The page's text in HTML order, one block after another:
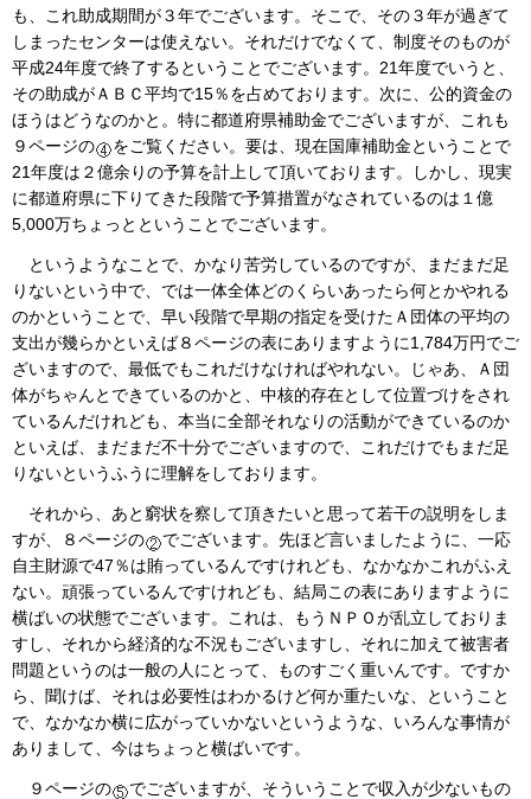
も、これ助成期間が３年でございます。そこで、その３年が過ぎて
しまったセンターは使えない。それだけでなくて、制度そのものが
平成24年度で終了するということでございます。21年度でいうと、
その助成がＡＢＣ平均で15％を占めております。次に、公的資金の
ほうはどうなのかと。特に都道府県補助金でございますが、これも
９ページの
をご覧ください。要は、現在国庫補助金ということで
21年度は２億余りの予算を計上して頂いております。しかし、現実
に都道府県に下りてきた段階で予算措置がなされているのは１億
5,000万ちょっとということでございます。
というようなことで、かなり苦労しているのですが、まだまだ足
りないという中で、では一体全体どのくらいあったら何とかやれる
のかということで、早い段階で早期の指定を受けたＡ団体の平均の
支出が幾らかといえば８ページの表にありますように1,784万円でご
ざいますので、最低でもこれだけなければやれない。じゃあ、Ａ団
体がちゃんとできているのかと、中核的存在として位置づけをされ
ているんだけれども、本当に全部それなりの活動ができているのか
といえば、まだまだ不十分でございますので、これだけでもまだ足
りないというふうに理解をしております。
それから、あと窮状を察して頂きたいと思って若干の説明をしま
すが、８ページの
でございます。先ほど言いましたように、一応
自主財源で47％は賄っているんですけれども、なかなかこれがふえ
ない。頑張っているんですけれども、結局この表にありますように
横ばいの状態でございます。これは、もうＮＰＯが乱立しておりま
すし、それから経済的な不況もございますし、それに加えて被害者
問題というのは一般の人にとって、ものすごく重いんです。ですか
ら、聞けば、それは必要性はわかるけど何か重たいな、ということ
で、なかなか横に広がっていかないというような、いろんな事情が
ありまして、今はちょっと横ばいです。
９ページの
でございますが、そういうことで収入が少ないもの